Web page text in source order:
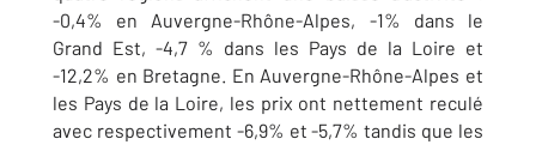
-0,4% en Auvergne-Rhône-Alpes, -1% dans le
Grand Est, -4,7 % dans les Pays de la Loire et
-12,2% en Bretagne. En Auvergne-Rhône-Alpes et
les Pays de la Loire, les prix ont nettement reculé
avec respectivement -6,9% et -5,7% tandis que les